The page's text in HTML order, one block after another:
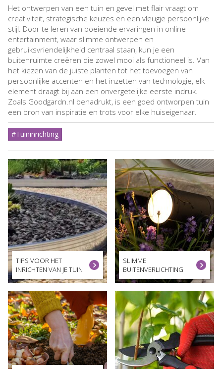
Het ontwerpen van een tuin en gevel met flair vraagt om
creativiteit, strategische keuzes en een vleugje persoonlijke
stijl. Door te leren van boeiende ervaringen in online
entertainment, waar slimme ontwerpen en
gebruiksvriendelijkheid centraal staan, kun je een
buitenruimte creëren die zowel mooi als functioneel is. Van
het kiezen van de juiste planten tot het toevoegen van
persoonlijke accenten en het inzetten van technologie, elk
element draagt bij aan een onvergetelijke eerste indruk.
Zoals Goodgardn.nl benadrukt, is een goed ontworpen tuin
een bron van inspiratie en trots voor elke huiseigenaar.
#Tuininrichting
TIPS VOOR HET
INRICHTEN VAN JE TUIN
SLIMME
BUITENVERLICHTING